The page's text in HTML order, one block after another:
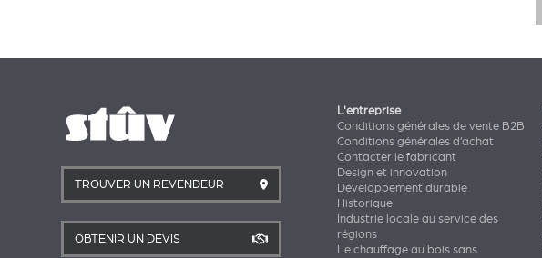
TROUVER UN REVENDEUR
OBTENIR UN DEVIS
L'entreprise
Conditions générales de vente B2B
Conditions générales d’achat
Contacter le fabricant
Design et innovation
Développement durable
Historique
Industrie locale au service des
régions
Le chauffage au bois sans